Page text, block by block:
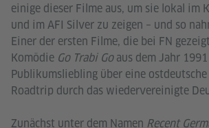
einige dieser Filme aus, um sie lokal im
und im AFI Silver zu zeigen – und so
Einer der ersten Filme, die bei FN
Komödie Go Trabi Goaus dem Jahr
Publikumsliebling über eine
Roadtrip durch das wiedervereinigte
Zunächst unter dem Namen Recent